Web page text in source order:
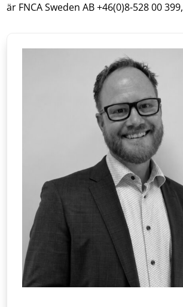
är FNCA Sweden AB +46(0)8-528 00 399,